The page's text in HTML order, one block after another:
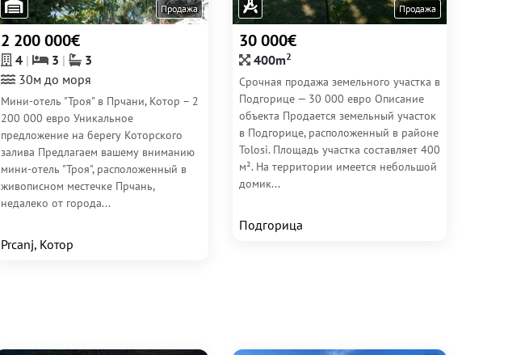
Продажа
2 200 000€
4 3
3
30м до моря
Мини-отель "Троя" в Прчани, Котор – 2
200 000 евро Уникальное
предложение на берегу Которского
залива Предлагаем вашему вниманию
мини-отель "Троя", расположенный в
живописном местечке Прчань,
недалеко от города...
Prcanj, Котор
Продажа
30 000€
400m2
Срочная продажа земельного участка в
Подгорице — 30 000 евро Описание
объекта Продается земельный участок
в Подгорице, расположенный в районе
Tolosi. Площадь участка составляет 400
м². На территории имеется небольшой
домик...
Подгорица